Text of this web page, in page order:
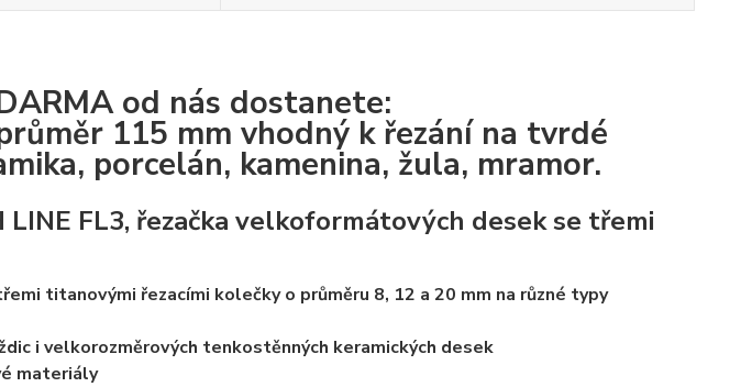
od nás dostanete:
115 mm vhodný k řezání na tvrdé
porcelán, kamenina, žula, mramor.
LINE FL3, řezačka velkoformátových desek se třemi
titanovými řezacími kolečky o průměru 8, 12 a 20 mm na různé typy
i velkorozměrových tenkostěnných keramických desek
materiály